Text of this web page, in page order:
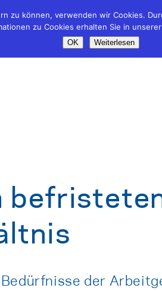
der
zu können, verwenden wir Cookies.
zu Cookies erhalten Sie in
OK Weiterlesen